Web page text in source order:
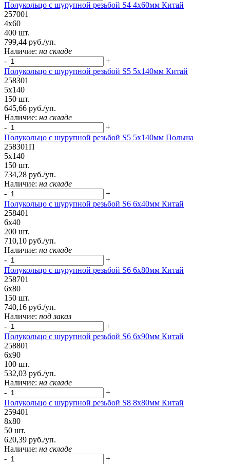
Полукольцо с шурупной резьбой S4 4х60мм Китай
257001
4х60
400 шт.
799,44 руб./уп.
Наличие: на складе
-
+
Полукольцо с шурупной резьбой S5 5х140мм Китай
258301
5х140
150 шт.
645,66 руб./уп.
Наличие: на складе
-
+
Полукольцо с шурупной резьбой S5 5х140мм Польша
258301П
5х140
150 шт.
734,28 руб./уп.
Наличие: на складе
-
+
Полукольцо с шурупной резьбой S6 6х40мм Китай
258401
6х40
200 шт.
710,10 руб./уп.
Наличие: на складе
-
+
Полукольцо с шурупной резьбой S6 6х80мм Китай
258701
6х80
150 шт.
740,16 руб./уп.
Наличие: под заказ
-
+
Полукольцо с шурупной резьбой S6 6х90мм Китай
258801
6х90
100 шт.
532,03 руб./уп.
Наличие: на складе
-
+
Полукольцо с шурупной резьбой S8 8х80мм Китай
259401
8х80
50 шт.
620,39 руб./уп.
Наличие: на складе
-
+